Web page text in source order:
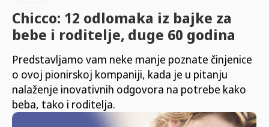
Chicco: 12 odlomaka iz bajke za
bebe i roditelje, duge 60 godina
Predstavljamo vam neke manje poznate činjenice
o ovoj pionirskoj kompaniji, kada je u pitanju
nalaženje inovativnih odgovora na potrebe kako
beba, tako i roditelja.